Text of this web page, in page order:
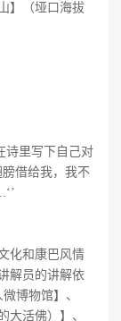
】（垭口海拔
诗里写下自己对
借给我，我不
化和康巴风情
解员的讲解依
博物馆】、
大活佛）】、